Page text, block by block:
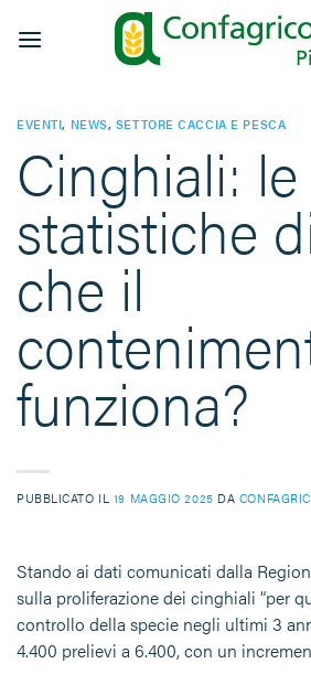
EVENTI, NEWS, SETTORE CACCIA E PESCA
Cinghiali: le
statistiche
che il
funziona?
PUBBLICATO IL 19 MAGGIO 2025 DA
Stando ai dati comunicati dalla
sulla proliferazione dei cinghiali “per
controllo della specie negli ultimi 3
4.400 prelievi a 6.400, con un